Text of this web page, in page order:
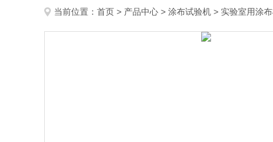
当前位置： 首页 > 产品中心 > 涂布试验机 > 实验室用涂